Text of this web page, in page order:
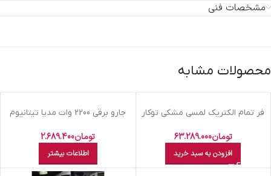
مشخصات فنی
محصولات مشابه
فر تمام الکتريک لمسي مشکي توکار
تومان63.289.000
افزودن به سبد خرید
اتمام موجودی
جارو برقي 2200 وات مديا تيتانيوم
تومان2.689.400
اطلاعات بیشتر